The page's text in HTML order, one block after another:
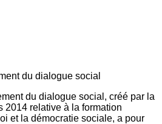
du dialogue social, créé par la
2014 relative à la formation
et la démocratie sociale, a pour